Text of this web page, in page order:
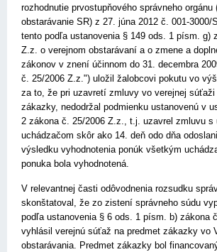
rozhodnutie prvostupňového správneho orgánu
obstarávanie SR) z 27. júna 2012 č. 001-3000/
tento podľa ustanovenia § 149 ods. 1 písm. g)
Z.z. o verejnom obstarávaní a o zmene a
zákonov v znení účinnom do 31. decembra
č. 25/2006 Z.z.") uložil žalobcovi pokutu vo
za to, že pri uzavretí zmluvy vo verejnej súťaži
zákazky, nedodržal podmienku ustanovenú v
2 zákona č. 25/2006 Z.z., t.j. uzavrel zmluvu s
uchádzačom skôr ako 14. deň odo dňa
výsledku vyhodnotenia ponúk všetkým
ponuka bola vyhodnotená.
V relevantnej časti odôvodnenia rozsudku
skonštatoval, že zo zistení správneho súdu
podľa ustanovenia § 6 ods. 1 písm. b) zákona
vyhlásil verejnú súťaž na predmet zákazky vo
obstarávania. Predmet zákazky bol